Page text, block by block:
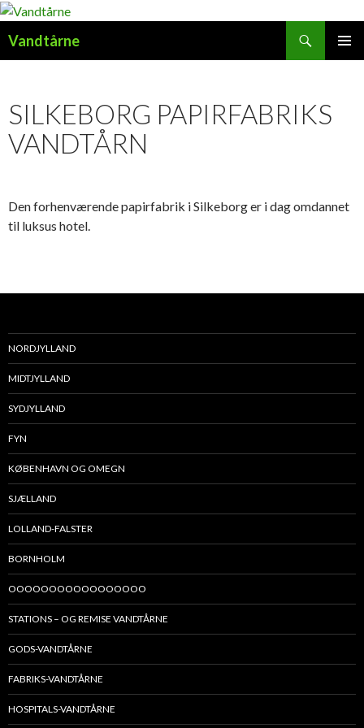
Vandtårne
SILKEBORG PAPIRFABRIKS
VANDTÅRN
Den forhenværende papirfabrik i Silkeborg er i dag omdannet
til luksus hotel.
NORDJYLLAND
MIDTJYLLAND
SYDJYLLAND
FYN
KØBENHAVN OG OMEGN
SJÆLLAND
LOLLAND-FALSTER
BORNHOLM
OOOOOOOOOOOOOOOOO
STATIONS – OG REMISE VANDTÅRNE
GODS-VANDTÅRNE
FABRIKS-VANDTÅRNE
HOSPITALS-VANDTÅRNE